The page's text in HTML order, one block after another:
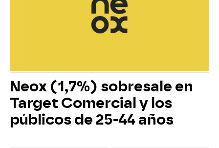
Neox (1,7%) sobresale en
Target Comercial y los
públicos de 25-44 años